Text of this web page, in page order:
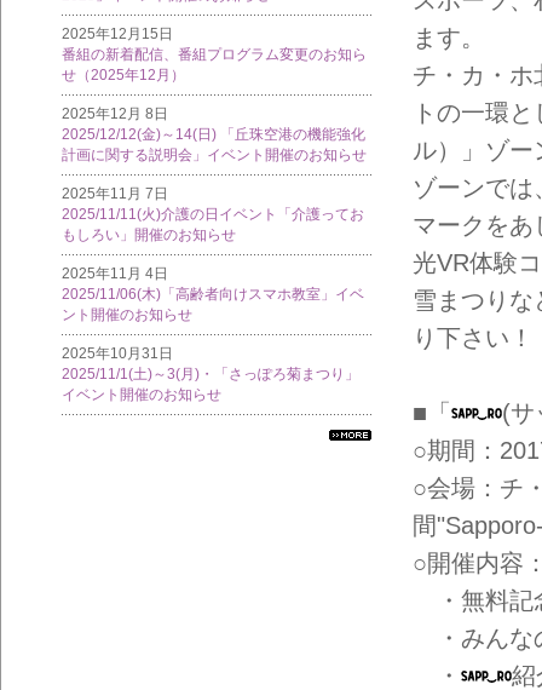
2025年12月15日
番組の新着配信、番組プログラム変更のお知ら
せ（2025年12月）
2025年12月 8日
2025/12/12(金)～14(日) 「丘珠空港の機能強化
計画に関する説明会」イベント開催のお知らせ
2025年11月 7日
2025/11/11(火)介護の日イベント「介護ってお
もしろい」開催のお知らせ
2025年11月 4日
2025/11/06(木)「高齢者向けスマホ教室」イベ
ント開催のお知らせ
2025年10月31日
2025/11/1(土)～3(月)・「さっぽろ菊まつり」
イベント開催のお知らせ
ます。
チ・カ・ホ
トの一環
ル）」ゾ
ゾーンで
マークをあ
光VR体験
雪まつり
り下さい！
■「
(サ
○期間：
○会場：チ
間
○開催内容
・無料記
・みんな
・
紹